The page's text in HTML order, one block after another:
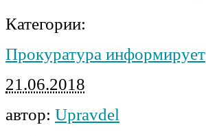
Категории:
Прокуратура информирует
21.06.2018
автор: Upravdel